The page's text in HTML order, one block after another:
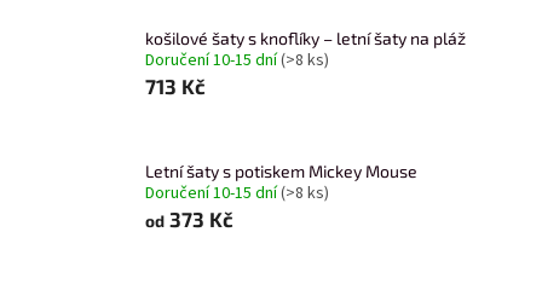
košilové šaty s knoflíky – letní šaty na pláž
Doručení 10-15 dní(>8 ks)
713 Kč
Letní šaty s potiskem Mickey Mouse
Doručení 10-15 dní(>8 ks)
od 373 Kč